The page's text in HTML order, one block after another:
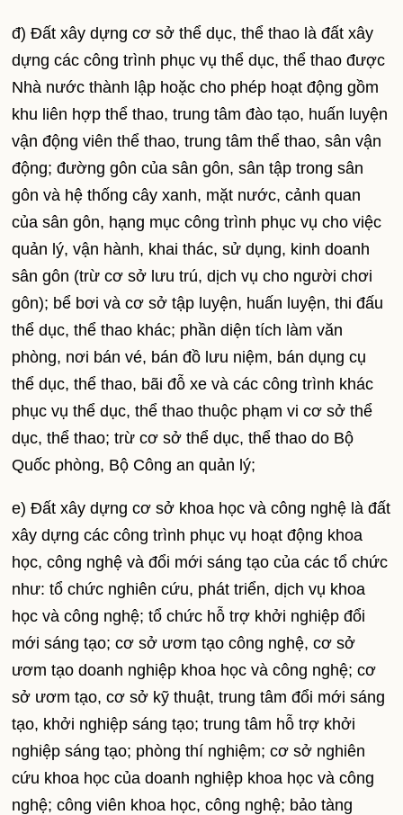
đ) Đất xây dựng cơ sở thể dục, thể thao là đất xây
dựng các công trình phục vụ thể dục, thể thao được
Nhà nước thành lập hoặc cho phép hoạt động gồm
khu liên hợp thể thao, trung tâm đào tạo, huấn luyện
vận động viên thể thao, trung tâm thể thao, sân vận
động; đường gôn của sân gôn, sân tập trong sân
gôn và hệ thống cây xanh, mặt nước, cảnh quan
của sân gôn, hạng mục công trình phục vụ cho việc
quản lý, vận hành, khai thác, sử dụng, kinh doanh
sân gôn (trừ cơ sở lưu trú, dịch vụ cho người chơi
gôn); bể bơi và cơ sở tập luyện, huấn luyện, thi đấu
thể dục, thể thao khác; phần diện tích làm văn
phòng, nơi bán vé, bán đồ lưu niệm, bán dụng cụ
thể dục, thể thao, bãi đỗ xe và các công trình khác
phục vụ thể dục, thể thao thuộc phạm vi cơ sở thể
dục, thể thao; trừ cơ sở thể dục, thể thao do Bộ
Quốc phòng, Bộ Công an quản lý;
e) Đất xây dựng cơ sở khoa học và công nghệ là đất
xây dựng các công trình phục vụ hoạt động khoa
học, công nghệ và đổi mới sáng tạo của các tổ chức
như: tổ chức nghiên cứu, phát triển, dịch vụ khoa
học và công nghệ; tổ chức hỗ trợ khởi nghiệp đổi
mới sáng tạo; cơ sở ươm tạo công nghệ, cơ sở
ươm tạo doanh nghiệp khoa học và công nghệ; cơ
sở ươm tạo, cơ sở kỹ thuật, trung tâm đổi mới sáng
tạo, khởi nghiệp sáng tạo; trung tâm hỗ trợ khởi
nghiệp sáng tạo; phòng thí nghiệm; cơ sở nghiên
cứu khoa học của doanh nghiệp khoa học và công
nghệ; công viên khoa học, công nghệ; bảo tàng